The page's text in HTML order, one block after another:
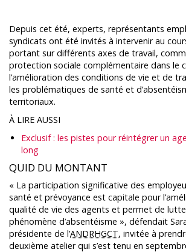
Depuis cet été, experts, représentants
syndicats ont été invités à intervenir au
portant sur différents axes de travail,
protection sociale complémentaire dans le
l’amélioration des conditions de vie et de
les problématiques de santé et
territoriaux.
À LIRE AUSSI
Exclusif : les pistes pour réintégrer un
long
QUID DU MONTANT
« La participation significative des
santé et prévoyance est capitale pour
qualité de vie des agents et permet de
phénomène d’absentéisme », défendait
présidente de l’ANDRHGCT, invitée à
deuxième atelier qui s’est tenu en